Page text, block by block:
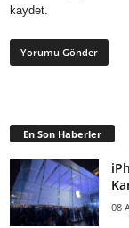
kaydet.
En Son Haberler
08